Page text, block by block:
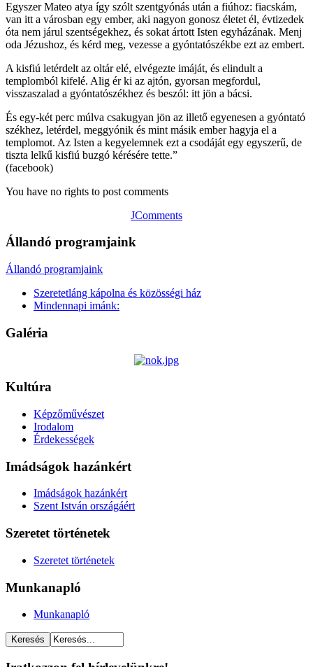
Egyszer Mateo atya így szólt szentgyónás után a fiúhoz: fiacskám,
van itt a városban egy ember, aki nagyon gonosz életet él, évtizedek
óta nem járul szentségekhez, és sokat ártott Isten egyházának. Menj
oda Jézushoz, és kérd meg, vezesse a gyóntatószékbe ezt az embert.
A kisfiú letérdelt az oltár elé, elvégezte imáját, és elindult a
templomból kifelé. Alig ér ki az ajtón, gyorsan megfordul,
visszaszalad a gyóntatószékhez és beszól: itt jön a bácsi.
És egy-két perc múlva csakugyan jön az illető egyenesen a gyóntató
székhez, letérdel, meggyónik és mint másik ember hagyja el a
templomot. Az Isten a kegyelemnek ezt a csodáját egy egyszerű, de
tiszta lelkű kisfiú buzgó kérésére tette.”
(facebook)
You have no rights to post comments
JComments
Állandó programjaink
Állandó programjaink
Szeretetláng kápolna és közösségi ház
Mindennapi imánk:
Galéria
Kultúra
Képzőművészet
Irodalom
Érdekességek
Imádságok hazánkért
Imádságok hazánkért
Szent István országáért
Szeretet történetek
Szeretet történetek
Munkanapló
Munkanapló